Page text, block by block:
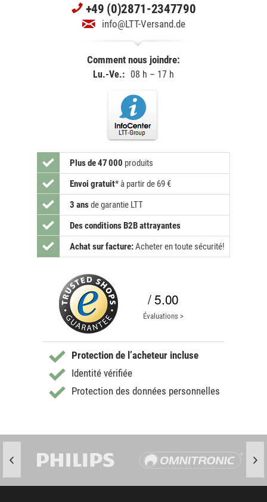
+49 (0)2871-2347790
info@LTT-Versand.de
Comment nous joindre:
Lu.-Ve.: 08 h – 17 h
Plus de 47 000 produits
Envoi gratuit* à partir de 69 €
3 ansde garantie LTT
Des conditions B2B attrayantes
Achat sur facture:Acheter en toute sécurité!
/ 5.00
Évaluations >
Protection de l’acheteur incluse
Identité vérifiée
Protection des données personnelles